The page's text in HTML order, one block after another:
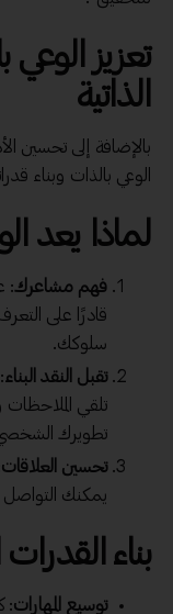
تعزيز الوعي
الذاتية
بالإضافة إلى تحسين
الوعي بالذات وبناء
لماذا يعد
فهم مشاعرك:
قادرًا على
سلوكك.
تقبل النقد البناء
تلقي
تطويرك
تحسين العلاقات
يمكنك التواصل
بناء القدرات
توسيع المهارات: